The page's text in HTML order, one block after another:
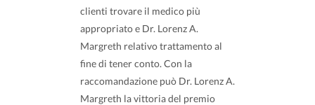
clienti trovare il medico più
appropriato e Dr. Lorenz A.
Margreth relativo trattamento al
fine di tener conto. Con la
raccomandazione può Dr. Lorenz A.
Margreth la vittoria del premio